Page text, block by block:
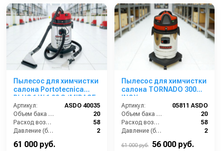
Пылесос для химчистки
салона Portotecnica
PLUS 1 W 1 32 S (MIRAGE
PLUS)
Артикул:
ASDO 40035
Объем бака (л):
20
Расход воздуха (л/сек):
58
Давление (бар):
2
61 000 руб.
Пылесос для химчистки
салона TORNADO 300
INOX
Артикул:
05811 ASDO
Объем бака (л):
20
Расход воздуха (л/сек):
58
Давление (бар):
2
61 000 руб. 56 000 руб.